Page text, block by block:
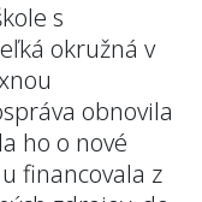
s
okružná v
obnovila
ho o nové
financovala z